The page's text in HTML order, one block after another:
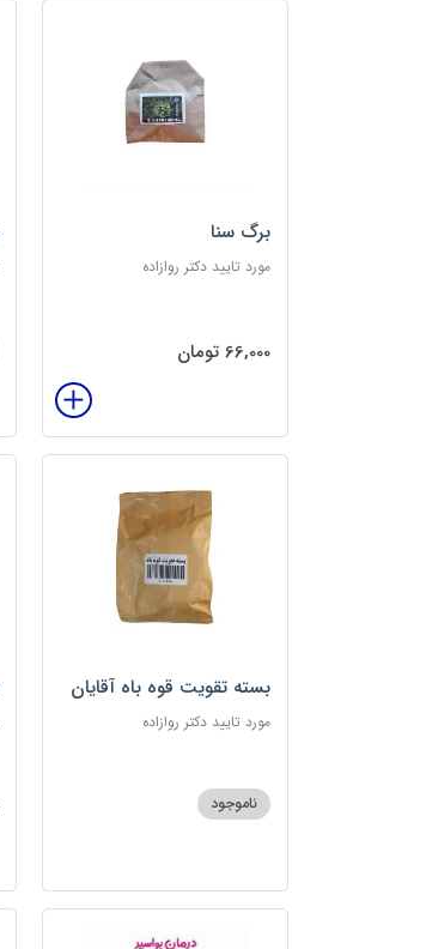
برگ سنا
مورد تایید دکتر روازاده
66,000 تومان
بسته تقویت قوه باه آقایان
مورد تایید دکتر روازاده
ناموجود